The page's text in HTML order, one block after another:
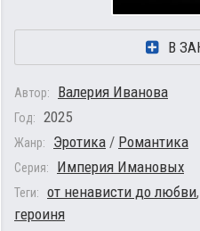
В
Автор: Валерия Иванова
Год: 2025
Жанр: Эротика / Романтика
Серия: Империя Имановых
Теги: от ненависти до любви,
героиня